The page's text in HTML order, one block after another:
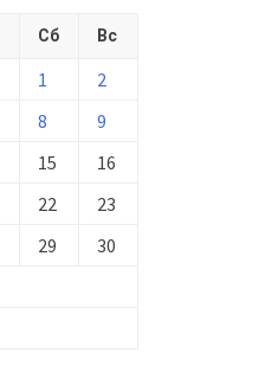
Сб Вс
1
2
8
9
15
16
22
23
29
30